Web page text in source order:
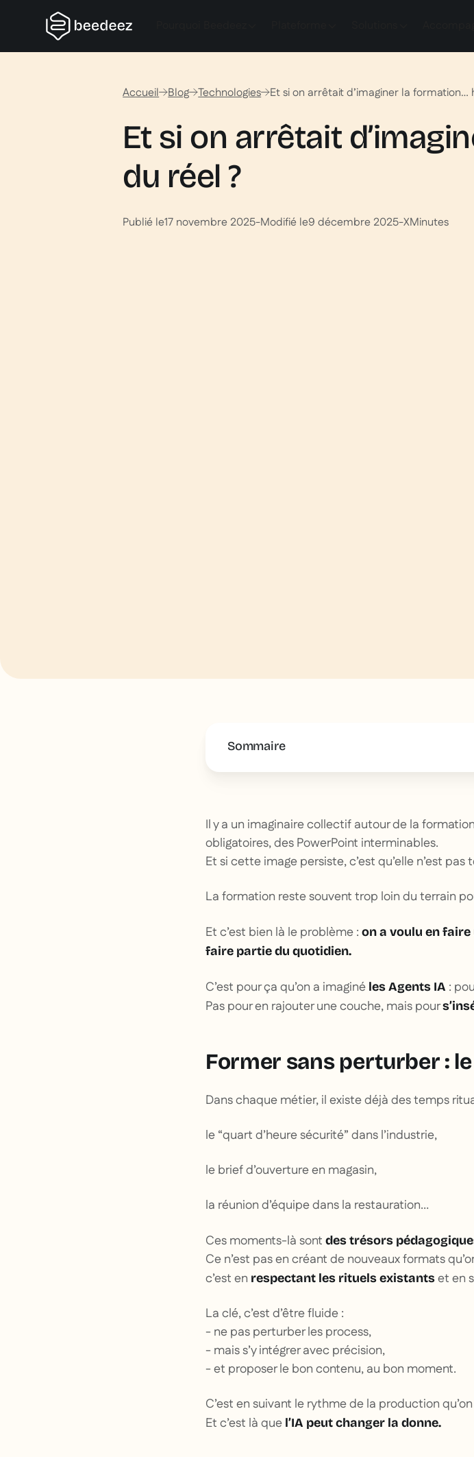
Accueil Blog Technologies Et si on arrêtait d’imaginer la formation…
Et si on arrêtait
du réel ?
Publié le17 novembre 2025-Modifié le9 décembre 2025-XMinutes
Sommaire
Il y a un imaginaire collectif autour de la
obligatoires, des PowerPoint interminables.
Et si cette image persiste, c’est qu’elle n’est
La formation reste souvent trop loin du terrain
Et c’est bien là le problème : on a voulu en
faire partie du quotidien.
C’est pour ça qu’on a imaginé les Agents IA :
Pas pour en rajouter une couche, mais pour
Former sans perturber :
Dans chaque métier, il existe déjà des temps
le “quart d’heure sécurité” dans l’industrie,
le brief d’ouverture en magasin,
la réunion d’équipe dans la restauration…
Ces moments-là sont des trésors
Ce n’est pas en créant de nouveaux formats
c’est en respectant les rituels existantset en
La clé, c’est d’être fluide :
- ne pas perturber les process,
- mais s’y intégrer avec précision,
- et proposer le bon contenu, au bon moment.
C’est en suivant le rythme de la production
Et c’est là que l’IA peut changer la donne.